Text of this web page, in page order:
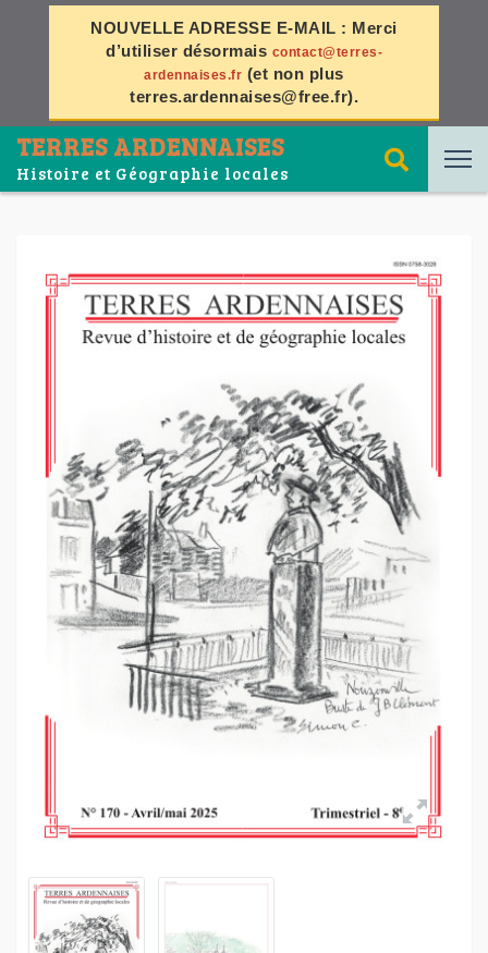
NOUVELLE ADRESSE E-MAIL : Merci
d’utiliser désormais contact@terres-
ardennaises.fr (et non plus
terres.ardennaises@free.fr).
TERRES ARDENNAISES
Histoire et Géographie locales